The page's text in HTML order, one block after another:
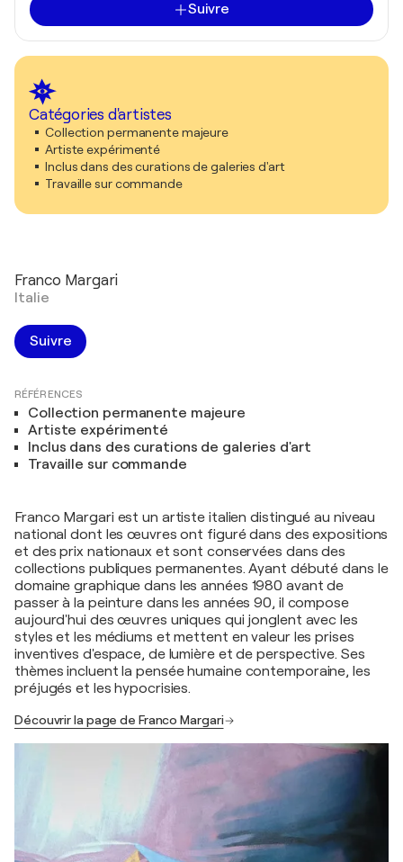
Suivre
Catégories d'artistes
Collection permanente majeure
Artiste expérimenté
Inclus dans des curations de galeries d'art
Travaille sur commande
Franco Margari
Italie
Suivre
RÉFÉRENCES
Collection permanente majeure
Artiste expérimenté
Inclus dans des curations de galeries d'art
Travaille sur commande
Franco Margari est un artiste italien distingué au niveau
national dont les œuvres ont figuré dans des expositions
et des prix nationaux et sont conservées dans des
collections publiques permanentes. Ayant débuté dans le
domaine graphique dans les années 1980 avant de
passer à la peinture dans les années 90, il compose
aujourd'hui des œuvres uniques qui jonglent avec les
styles et les médiums et mettent en valeur les prises
inventives d'espace, de lumière et de perspective. Ses
thèmes incluent la pensée humaine contemporaine, les
préjugés et les hypocrisies.
Découvrir la page de Franco Margari